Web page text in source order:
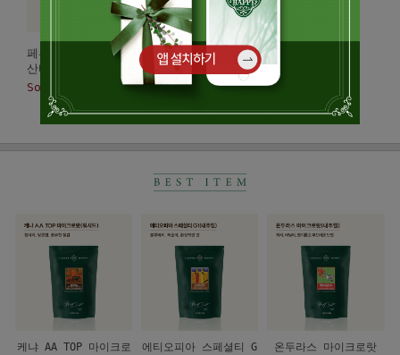
페루 마이크로랏(워시드) 라
산타
Sold Out
케냐 AA TOP 마이크로
에티오피아 스페셜티 G
온두라스 마이크로랏